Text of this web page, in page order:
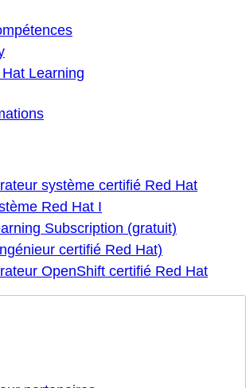
Learning
système certifié Red Hat
Red Hat I
Subscription (gratuit)
certifié Red Hat)
OpenShift certifié Red Hat